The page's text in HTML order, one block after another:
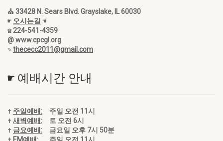
⛪ 33428 N. Sears Blvd. Grayslake, IL 60030
☛ 오시는길 ☚
☎ 224-541-4359
@ www.cpcgl.org
✎thececc2011@gmail.com
☛ 예배시간 안내
✝ 주일예배:
주일 오전 11시
✝새벽예배:
토 오전 6시
✝ 금요예배:
금요일 오후 7시 50분